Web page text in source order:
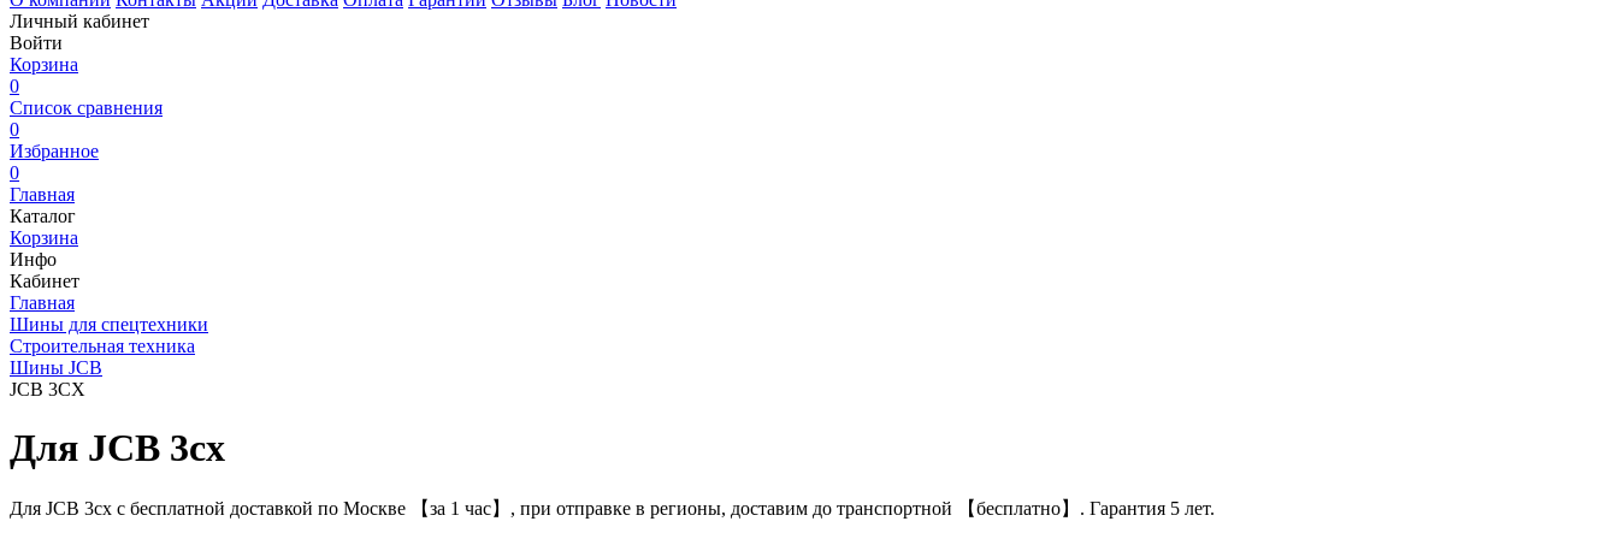
Личный кабинет
Войти
Корзина
0
Список сравнения
0
Избранное
0
Главная
Каталог
Корзина
Инфо
Кабинет
Главная
Шины для спецтехники
Строительная техника
Шины JCB
JCB 3CX
Для JCB 3cx
Для JCB 3cx с бесплатной доставкой по Москве 【за 1 час】, при отправке в регионы, доставим до транспортной 【бесплатно】. Гарантия 5 лет.